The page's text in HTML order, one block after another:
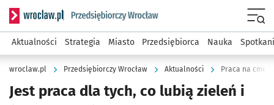
Serwis informacyjny wroclaw.pl podserwis: Strategia
Aktualności Strategia Miasto Przedsiębiorca Nauka
wroclaw.pl Przedsiębiorczy Wrocław Aktualności Praca na
Jest praca dla tych, co lubią zieleń i